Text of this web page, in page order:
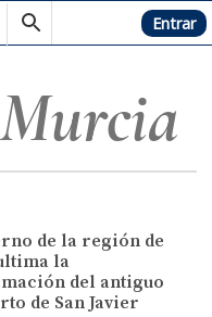
Hemeroteca Entrar
de la región de
la
del antiguo
de San Javier